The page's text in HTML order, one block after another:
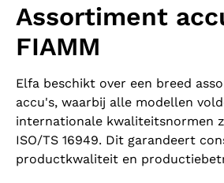
Assortiment
FIAMM
Elfa beschikt over een breed
accu's, waarbij alle modellen
internationale kwaliteitsnormen
ISO/TS 16949. Dit garandeert
productkwaliteit en